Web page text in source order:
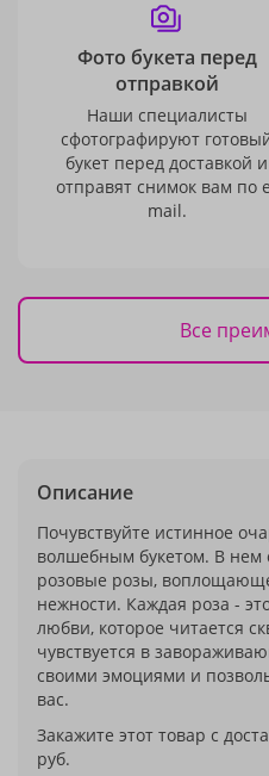
Фото букета перед
отправкой
Наши специалисты
сфотографируют
букет перед доставкой и
отправят снимок вам по
mail.
Все
Описание
Почувствуйте истинное
волшебным букетом. В
розовые розы,
нежности. Каждая роза -
любви, которое читается
чувствуется в
своими эмоциями и
вас.
Закажите этот товар с
руб.